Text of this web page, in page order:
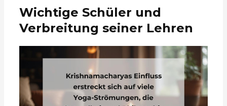
Wichtige Schüler und
Verbreitung seiner Lehren